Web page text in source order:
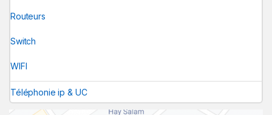
Routeurs
Switch
WIFI
Téléphonie ip & UC